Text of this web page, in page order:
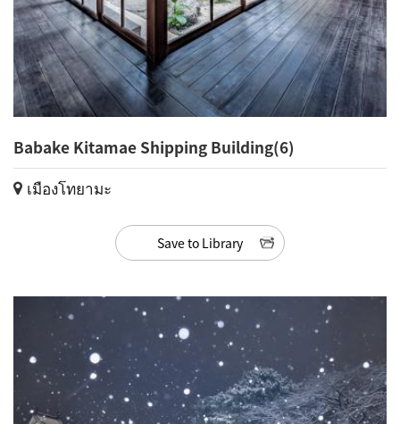
Babake Kitamae Shipping Building(6)
เมืองโทยามะ
Save to Library